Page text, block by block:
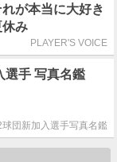
が本当に大好き
み
PLAYER'S VOICE
選手 写真名鑑
球団新加入選手写真名鑑